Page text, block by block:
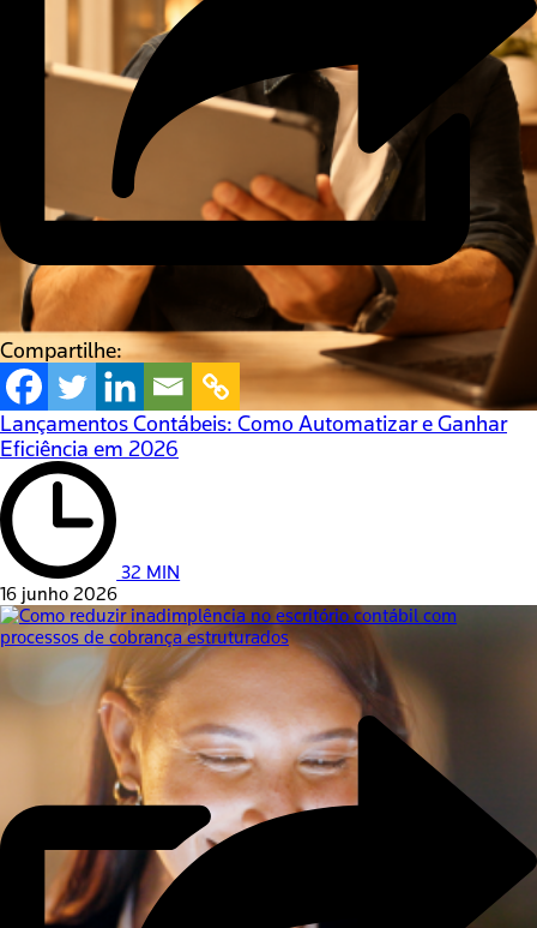
Compartilhe:
Lançamentos Contábeis: Como Automatizar e Ganhar
Eficiência em 2026
32 MIN
16 junho 2026